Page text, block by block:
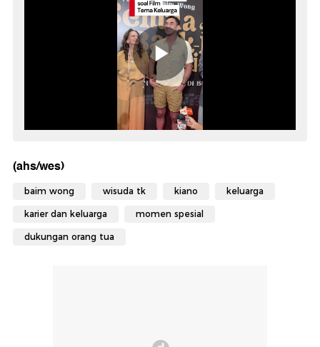
(ahs/wes)
baim wong wisuda tk kiano keluarga
karier dan keluarga momen spesial
dukungan orang tua